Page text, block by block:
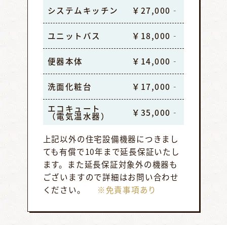
システムキッチン ￥27,000‐
ユニットバス ￥18,000‐
便器本体 ￥14,000‐
洗面化粧台
￥17,000‐
エコキュート
（電気温水器） ￥35,000‐
上記以外の住宅設備機器につきまし
ても有償で10年まで延長保証いたし
ます。また延長保証対象外の機器も
ございますので詳細はお問い合わせ
ください。
※免責事項あり